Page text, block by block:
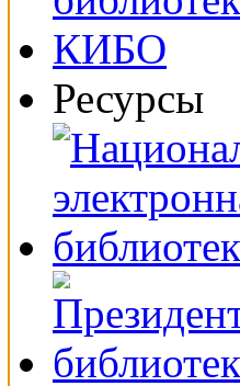
Ресурсы